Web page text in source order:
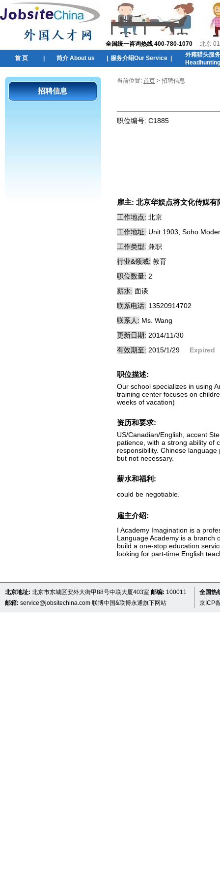
全国统一咨询热线 400-780-1070 北京
首 页 简介 About us 服务介绍Our Service
外籍猎头服
招聘信息
当前位置: 首页 > 招聘信息
职位编号: C1885
雇主: 北京华娱点将文化传媒有
工作地点: 北京
工作地址: Unit 1903, Soho
工作类型: 兼职
行业&领域: 教育
职位数量: 2
薪水: 面谈
联系电话: 13520914702
联系人: Ms. Wang
更新日期: 2014/11/30
有效期至: 2015/1/29 Expired
职位描述:
Our school specializes in using
training center focuses on
weeks of vacation)
资历和要求:
US/Canadian/English, accent
patience, with a strong ability of
responsibility. Chinese
but not necessary.
薪水和福利:
could be negotiable.
雇主介绍:
I Academy Imagination is a
Language Academy is a branch
build a one-stop education
looking for part-time English
北京地址: 北京市东城区安外大街甲88号中联大厦403室 邮编: 100011
邮箱: service@jobsitechina.com 联博中国&联博永通旗下网站
全国热
京ICP